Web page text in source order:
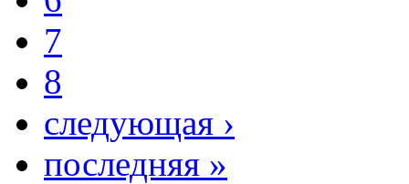
7
8
следующая ›
последняя »